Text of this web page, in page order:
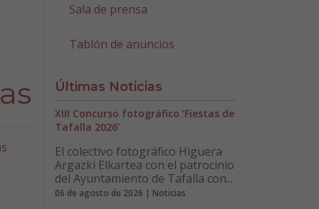
Sala de prensa
Tablón de anuncios
Últimas Noticias
XIII Concurso fotográfico ‘Fiestas de
Tafalla 2026’
El colectivo fotográfico Higuera
Argazki Elkartea con el patrocinio
del Ayuntamiento de Tafalla con...
06 de agosto de 2026 | Noticias